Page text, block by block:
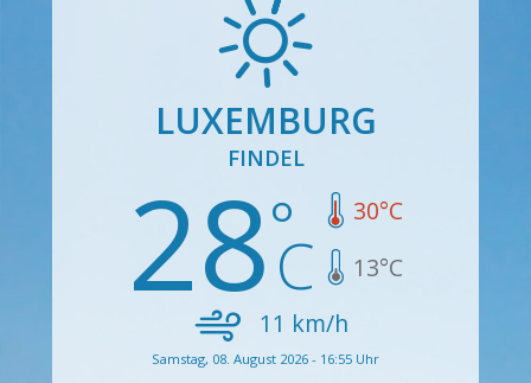
LUXEMBURG
FINDEL
28 30°C
13°C
11 km/h
Samstag, 08. August 2026 - 16:55 Uhr